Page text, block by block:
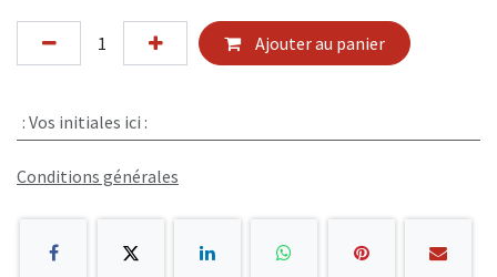
Ajouter au panier
: Vos initiales ici :
Conditions générales